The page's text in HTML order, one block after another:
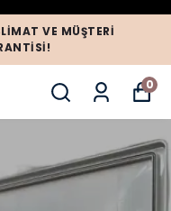
VE MÜŞTERI
0